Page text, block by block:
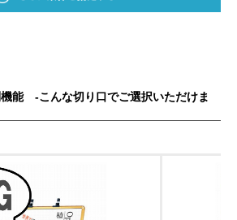
能 -こんな切り口でご選択いただけま